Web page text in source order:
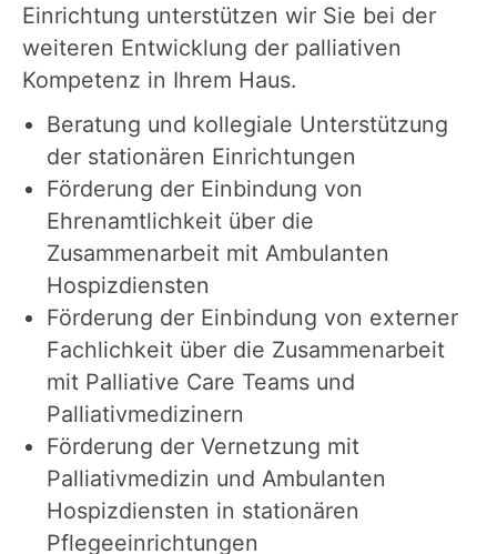
Einrichtung unterstützen wir Sie bei der
weiteren Entwicklung der palliativen
Kompetenz in Ihrem Haus.
Beratung und kollegiale Unterstützung
der stationären Einrichtungen
Förderung der Einbindung von
Ehrenamtlichkeit über die
Zusammenarbeit mit Ambulanten
Hospizdiensten
Förderung der Einbindung von externer
Fachlichkeit über die Zusammenarbeit
mit Palliative Care Teams und
Palliativmedizinern
Förderung der Vernetzung mit
Palliativmedizin und Ambulanten
Hospizdiensten in stationären
Pflegeeinrichtungen